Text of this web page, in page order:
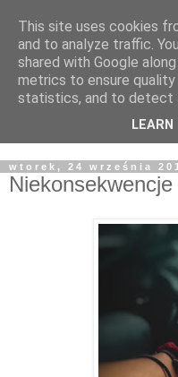
Żyjąc
świecie
Blog pastora Pawła
wtorek, 24 września
This site uses cookies
and to analyze traffic.
shared with Google
metrics to ensure
statistics, and to detect
LEARN